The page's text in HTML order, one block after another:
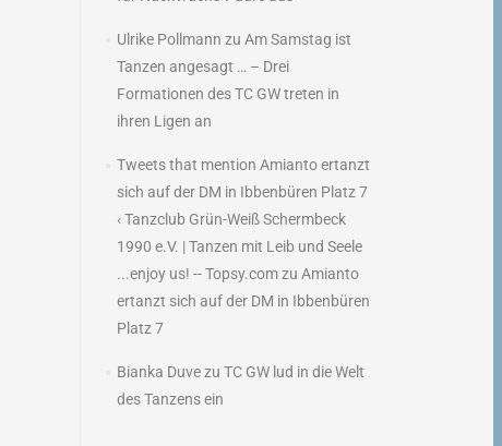
Ulrike Pollmann zu Am Samstag ist
Tanzen angesagt … – Drei
Formationen des TC GW treten in
ihren Ligen an
Tweets that mention Amianto ertanzt
sich auf der DM in Ibbenbüren Platz 7
‹ Tanzclub Grün-Weiß Schermbeck
1990 e.V. | Tanzen mit Leib und Seele
...enjoy us! -- Topsy.comzu Amianto
ertanzt sich auf der DM in Ibbenbüren
Platz 7
Bianka Duvezu TC GW lud in die Welt
des Tanzens ein